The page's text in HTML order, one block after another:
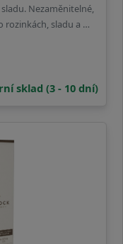
Nezaměnitelné,
rozinkách, sladu a …
sklad (3 - 10 dní)